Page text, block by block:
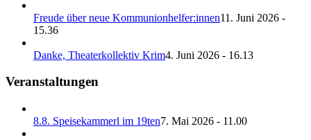
Freude über neue Kommunionhelfer:innen11. Juni 2026 -
15.36
Danke, Theaterkollektiv Krim4. Juni 2026 - 16.13
Veranstaltungen
8.8. Speisekammerl im 19ten7. Mai 2026 - 11.00